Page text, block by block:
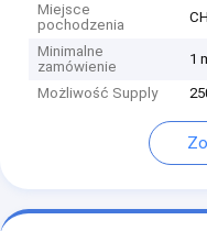
Miejsce
pochodzenia
Minimalne
zamówienie
1
Możliwość Supply